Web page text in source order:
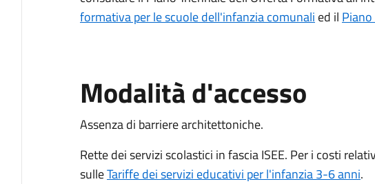
formativa per le scuole dell'infanzia comunali ed il
Modalità d'accesso
Assenza di barriere architettoniche.
Rette dei servizi scolastici in fascia ISEE. Per i costi
sulleTariffe dei servizi educativi per l'infanzia 3-6 anni.